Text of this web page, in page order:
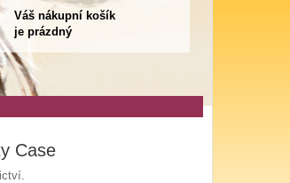
Váš nákupní košík
je prázdný
Case